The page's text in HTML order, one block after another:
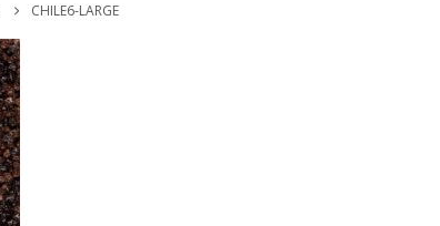
CHILE6-LARGE